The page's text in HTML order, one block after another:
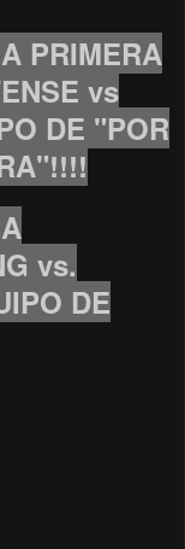
PRIMERA
vs
DE "POR
vs.
DE